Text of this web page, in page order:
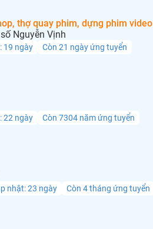
thợ quay phim, dựng phim video
Nguyễn Vịnh
19 ngày
Còn 21 ngày ứng tuyển
22 ngày
Còn 7304 năm ứng tuyển
nhật: 23 ngày
Còn 4 tháng ứng tuyển